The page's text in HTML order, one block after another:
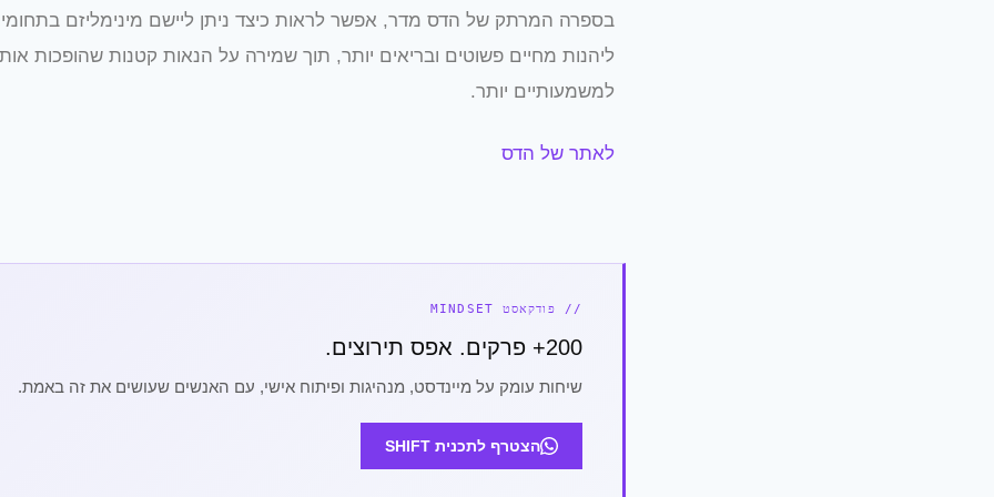
בספרה המרתק של הדס מדר, אפשר לראות כיצד ניתן ליישם מינימליזם
ליהנות מחיים פשוטים ובריאים יותר, תוך שמירה על הנאות קטנות שהופכות
למשמעותיים יותר.
לאתר של הדס
// פודקאסט MINDSET
200+ פרקים. אפס תירוצים.
שיחות עומק על מיינדסט, מנהיגות ופיתוח אישי, עם האנשים שעושים את זה באמת.
הצטרף לתכנית SHIFT